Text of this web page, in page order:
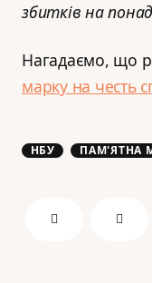
збитків на
Нагадаємо, що
марку на честь
НБУ ПАМ'ЯТНА